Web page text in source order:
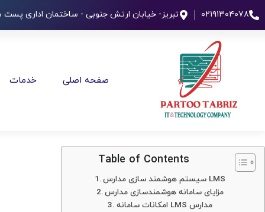
۰۲۱۹۱۳۰۴۰۷۸ تبریز- خیابان ارتش جنوبی - ساختمان اداری پست
صفحه اصلی خدمات
Table of Contents
سیستم هوشمند سازی مدارس LMS
مزایای سامانه هوشمندسازی مدارس
امکانات سامانه LMS مدارس